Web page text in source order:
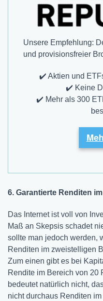
Unsere Empfehlung:
und provisions­freier
✔️ Aktien und
✔️ Keine
✔️ Mehr als 300
6. Garantierte Renditen
Das Internet ist voll von
Maß an Skepsis schadet
sollte man jedoch werden,
Renditen im zweistelligen
Zum einen gibt es bei
Rendite im Bereich von 20
bedeutet natürlich nicht,
nicht durchaus Renditen